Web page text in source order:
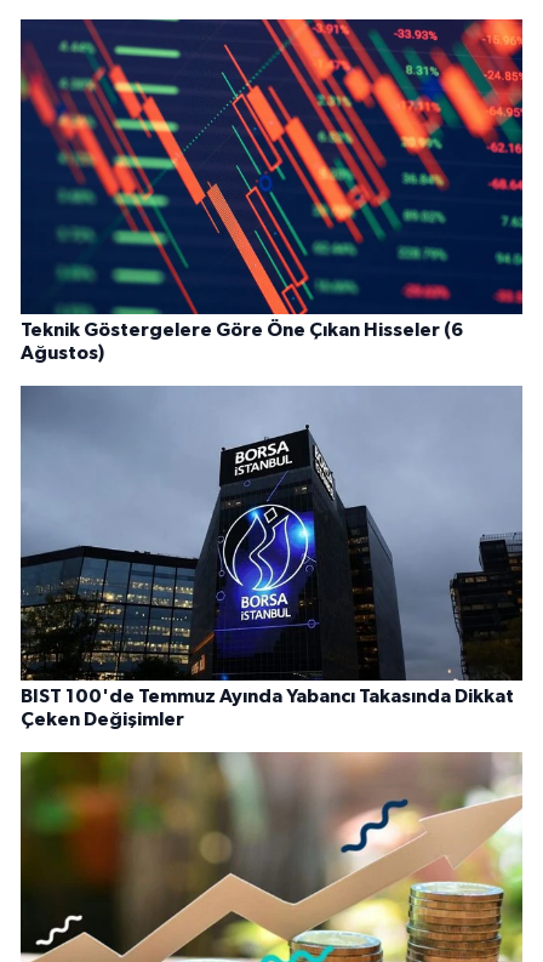
Teknik Göstergelere Göre Öne Çıkan Hisseler (6
Ağustos)
BIST 100'de Temmuz Ayında Yabancı Takasında Dikkat
Çeken Değişimler